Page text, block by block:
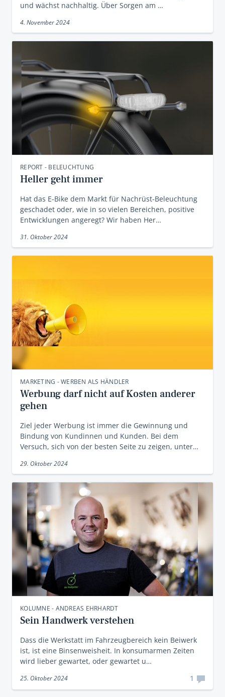
und wächst nachhaltig. Über Sorgen am …
4. November 2024
REPORT - BELEUCHTUNG
Heller geht immer
Hat das E-Bike dem Markt für Nachrüst-Beleuchtung
geschadet oder, wie in so vielen Bereichen, positive
Entwicklungen angeregt? Wir haben Her…
31. Oktober 2024
MARKETING - WERBEN ALS HÄNDLER
Werbung darf nicht auf Kosten anderer
gehen
Ziel jeder Werbung ist immer die Gewinnung und
Bindung von Kundinnen und Kunden. Bei dem
Versuch, sich von der besten Seite zu zeigen, unter…
29. Oktober 2024
KOLUMNE - ANDREAS EHRHARDT
Sein Handwerk verstehen
Dass die Werkstatt im Fahrzeugbereich kein Beiwerk
ist, ist eine Binsenweisheit. In konsumarmen Zeiten
wird lieber gewartet, oder gewartet u…
25. Oktober 2024 1